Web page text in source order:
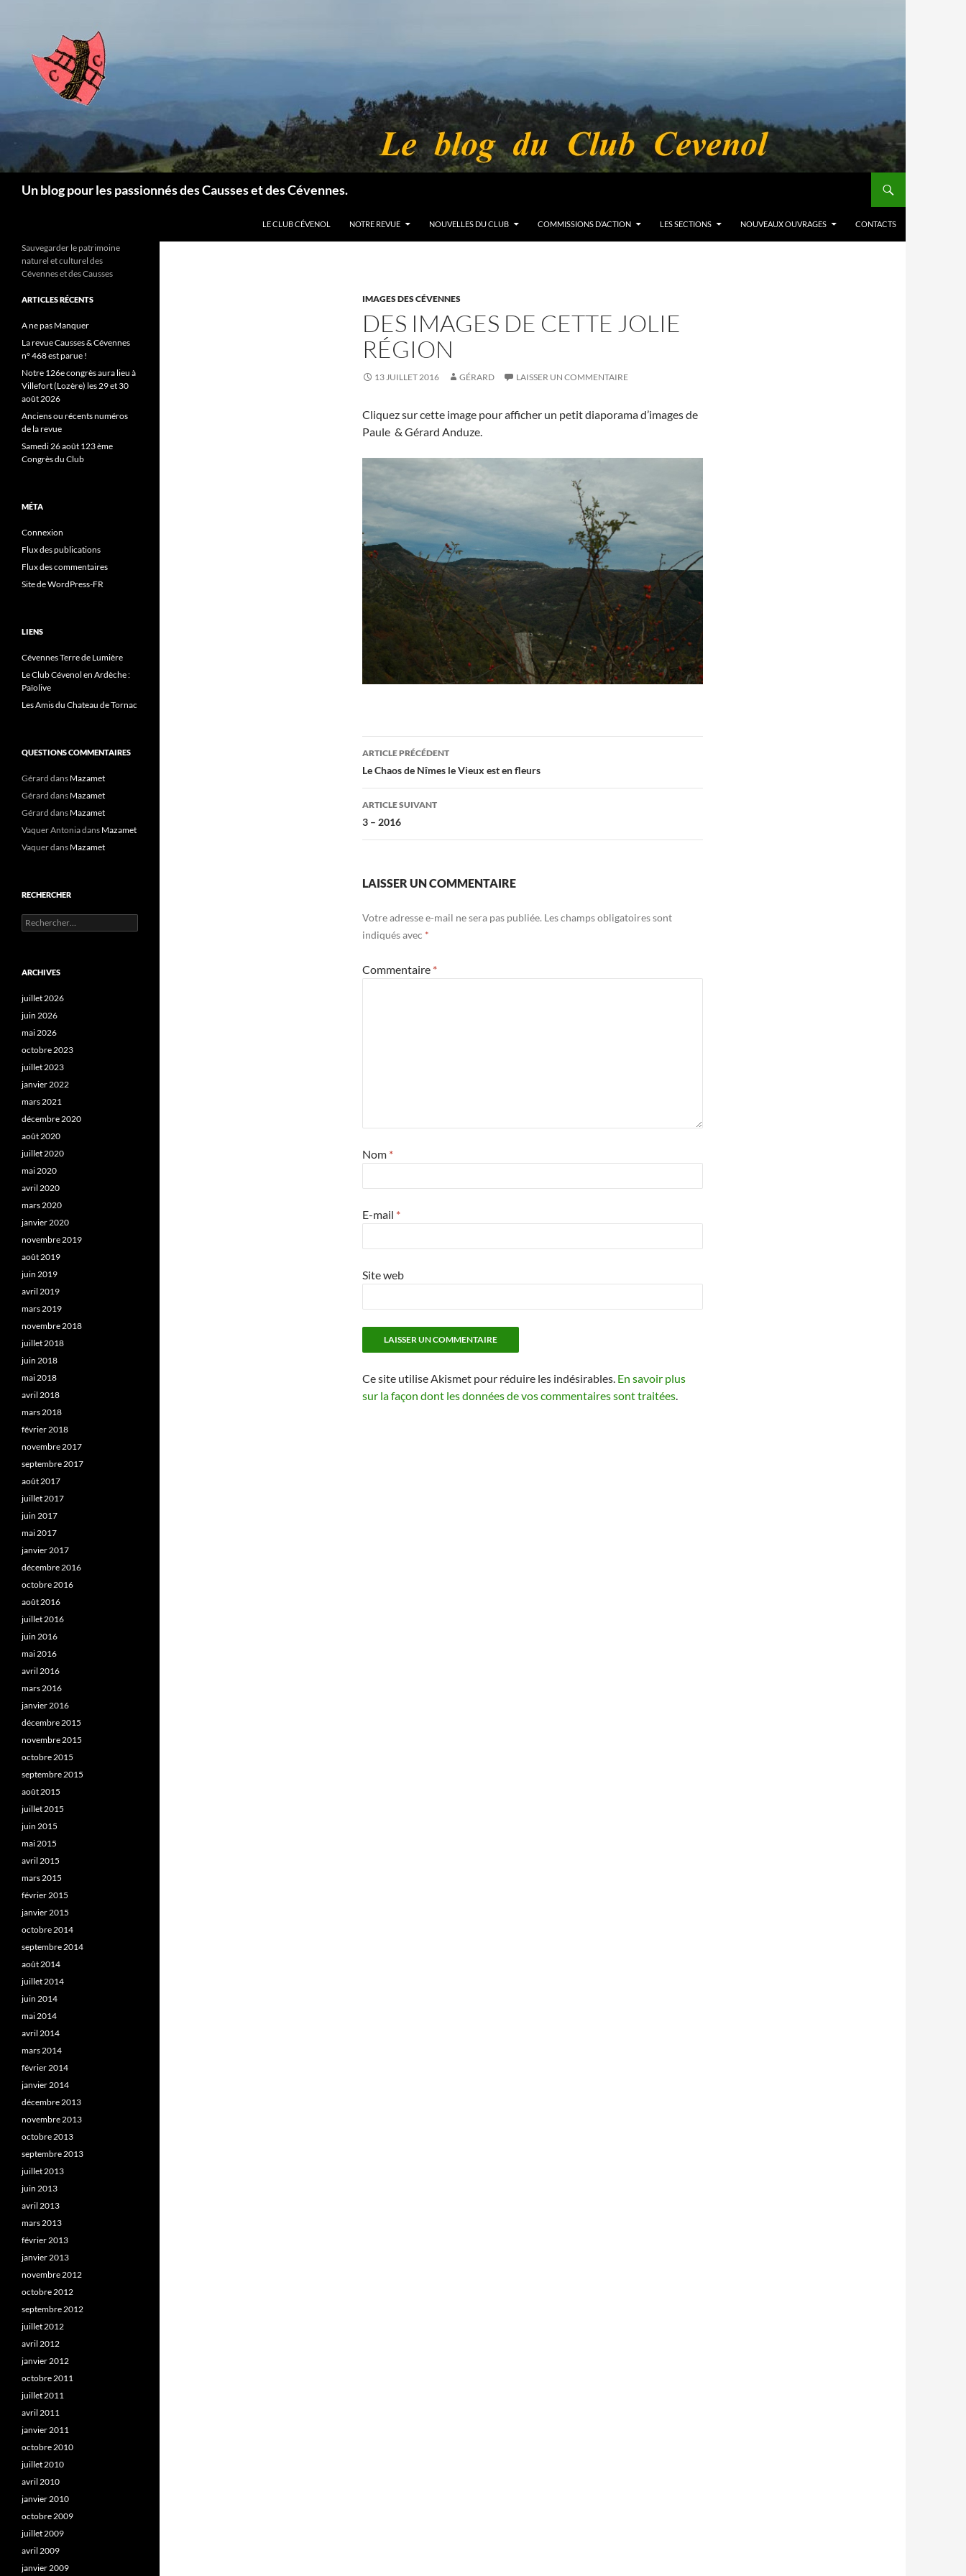
Un blog pour les passionnés des Causses et des Cévennes.
LE CLUB CÉVENOL NOTRE REVUE NOUVELLES DU CLUB COMMISSIONS D’ACTION LES SECTIONS NOUVEAUX OUVRAGES CONTACTS
IMAGES DES CÉVENNES
DES IMAGES DE CETTE JOLIE
RÉGION
13 JUILLET 2016 GÉRARD LAISSER UN COMMENTAIRE
Cliquez sur cette image pour afficher un petit diaporama d’images de
Paule & Gérard Anduze.
Navigation
des
articles
ARTICLE PRÉCÉDENT
Le Chaos de Nîmes le Vieux est en fleurs
ARTICLE SUIVANT
3 – 2016
LAISSER UN COMMENTAIRE
Votre adresse e-mail ne sera pas publiée. Les champs obligatoires sont
indiqués avec *
Commentaire *
Nom *
E-mail *
Site web
Ce site utilise Akismet pour réduire les indésirables. En savoir plus
sur la façon dont les données de vos commentaires sont traitées.
Sauvegarder le patrimoine
naturel et culturel des
Cévennes et des Causses
ARTICLES RÉCENTS
A ne pas Manquer
La revue Causses & Cévennes
n° 468 est parue !
Notre 126e congrès aura lieu à
Villefort (Lozère) les 29 et 30
août 2026
Anciens ou récents numéros
de la revue
Samedi 26 août 123 ème
Congrès du Club
MÉTA
Connexion
Flux des publications
Flux des commentaires
Site de WordPress-FR
LIENS
Cévennes Terre de Lumière
Le Club Cévenol en Ardèche :
Païolive
Les Amis du Chateau de Tornac
QUESTIONS COMMENTAIRES
Gérard dans Mazamet
Gérard dans Mazamet
Gérard dans Mazamet
Vaquer Antoniadans Mazamet
Vaquerdans Mazamet
RECHERCHER
Rechercher :
ARCHIVES
juillet 2026
juin 2026
mai 2026
octobre 2023
juillet 2023
janvier 2022
mars 2021
décembre 2020
août 2020
juillet 2020
mai 2020
avril 2020
mars 2020
janvier 2020
novembre 2019
août 2019
juin 2019
avril 2019
mars 2019
novembre 2018
juillet 2018
juin 2018
mai 2018
avril 2018
mars 2018
février 2018
novembre 2017
septembre 2017
août 2017
juillet 2017
juin 2017
mai 2017
janvier 2017
décembre 2016
octobre 2016
août 2016
juillet 2016
juin 2016
mai 2016
avril 2016
mars 2016
janvier 2016
décembre 2015
novembre 2015
octobre 2015
septembre 2015
août 2015
juillet 2015
juin 2015
mai 2015
avril 2015
mars 2015
février 2015
janvier 2015
octobre 2014
septembre 2014
août 2014
juillet 2014
juin 2014
mai 2014
avril 2014
mars 2014
février 2014
janvier 2014
décembre 2013
novembre 2013
octobre 2013
septembre 2013
juillet 2013
juin 2013
avril 2013
mars 2013
février 2013
janvier 2013
novembre 2012
octobre 2012
septembre 2012
juillet 2012
avril 2012
janvier 2012
octobre 2011
juillet 2011
avril 2011
janvier 2011
octobre 2010
juillet 2010
avril 2010
janvier 2010
octobre 2009
juillet 2009
avril 2009
janvier 2009